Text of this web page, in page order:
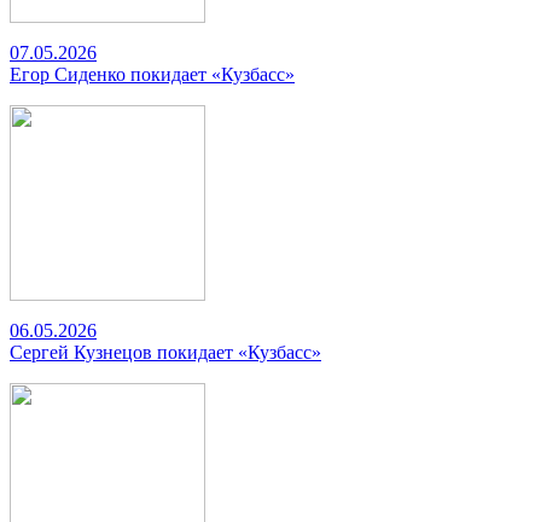
07.05.2026
Егор Сиденко покидает «Кузбасс»
06.05.2026
Сергей Кузнецов покидает «Кузбасс»